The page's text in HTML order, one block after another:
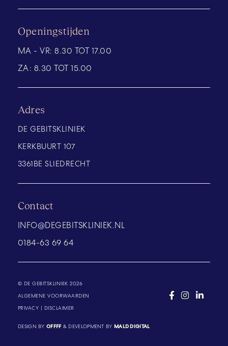
Adres
DE GEBITSKLINIEK
KERKBUURT 107
3361BE SLIEDRECHT
Contact
INFO@DEGEBITSKLINIEK.NL
0184-63 69 64
Openingstijden
MA - VR:8.30 TOT 17.00
ZA: 8.30 TOT 15.00
© DE GEBITSKLINIEK 2026
ALGEMENE VOORWAARDEN
PRIVACY | DISCLAIMER
DESIGN BY OFFFF& DEVELOPMENT BY MALD DIGITAL